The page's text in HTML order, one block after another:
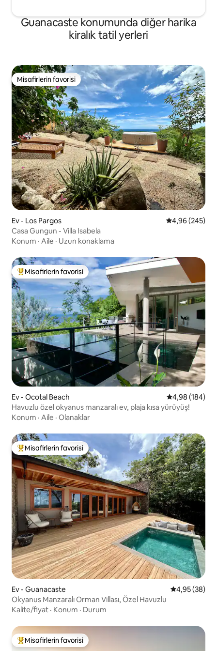
Guanacaste konumunda diğer harika
kiralık tatil yerleri
Misafirlerin favorisi
Misafirlerin favorisi
Ev - Los Pargos 5 üzerinden
4,96 (245)
Casa Gungun - Villa Isabela
Konum · Aile · Uzun konaklama
Misafirlerin favorilerinden en beğenilenler arasında
Misafirlerin favorisi
Ev - Ocotal Beach 5 üzerinden
4,98 (184)
Havuzlu özel okyanus manzaralı ev, plaja kısa yürüyüş!
Konum · Aile · Olanaklar
Misafirlerin favorilerinden en beğenilenler arasında
Misafirlerin favorisi
Ev - Guanacaste 5 üzerinden
4,95 (38)
Okyanus Manzaralı Orman Villası, Özel Havuzlu
Kalite/fiyat · Konum · Durum
Misafirlerin favorilerinden en beğenilenler arasında
Misafirlerin favorisi